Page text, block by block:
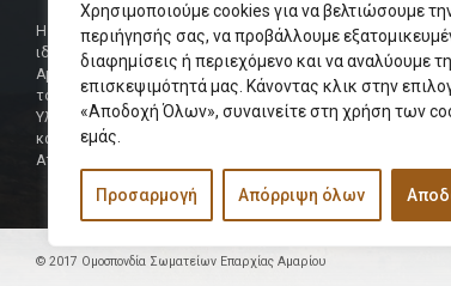
Χρησιμοποιούμε cookies για να βελτιώσουμε
περιήγησής σας, να προβάλλουμε
διαφημίσεις ή περιεχόμενο και να αναλύουμε
επισκεψιμότητά μας. Κάνοντας κλικ στην
«Αποδοχή Όλων», συναινείτε στη χρήση των
εμάς.
Προσαρμογή Απόρριψη όλων
Η Ομοσπονδία Σωματείων Επαρχίας Αμαρίου
ιδρύθηκε και πήρε τη θέση της Ένωσης
Αμαριωτών, που λειτουργούσε από το 1966 μέχρι
το 1984.
Υλοποιήθηκε σε συνεργασία των μελών του Δ.Σ
και των Δ.Σ των Αμαριώτικων Σωματείων της
Αττικής.
© 2017 Ομοσπονδία Σωματείων Επαρχίας Αμαρίου